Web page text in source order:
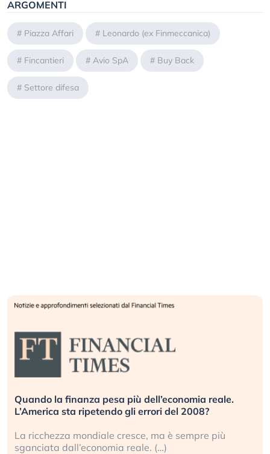
ARGOMENTI
# Piazza Affari # Leonardo (ex Finmeccanica)
# Fincantieri # Avio SpA # Buy Back
# Settore difesa
Quando la finanza pesa più dell’economia reale.
L’America sta ripetendo gli errori del 2008?
La ricchezza mondiale cresce, ma è sempre più
sganciata dall’economia reale. (…)